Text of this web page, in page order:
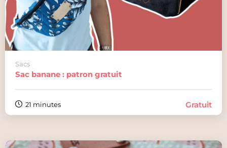
Sacs
Sac banane : patron gratuit
21 minutes Gratuit